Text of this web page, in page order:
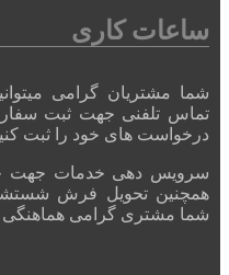
ساعات کاری
شما مشتریان گرامی
تماس تلفنی جهت ثبت
درخواست های خود را ثبت
سرویس دهی خدمات جهت
همچنین تحویل فرش
شما مشتری گرامی هماهنگی